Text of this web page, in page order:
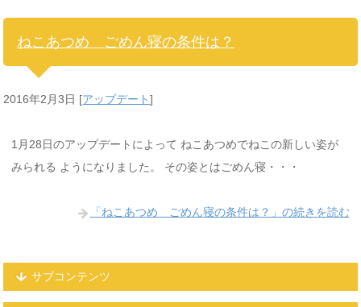
ねこあつめ ごめん寝の条件は？
2016年2月3日 [アップデート]
1月28日のアップデートによって ねこあつめでねこの新しい姿が
みられる ようになりました。 その姿とはごめん寝・・・
「ねこあつめ ごめん寝の条件は？」の続きを読む
サブコンテンツ